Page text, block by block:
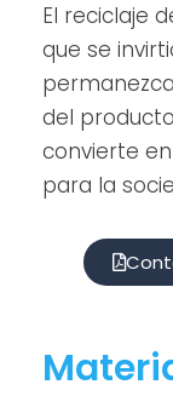
El reciclaje
que se
del
convierte
para la